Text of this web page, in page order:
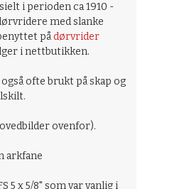
i perioden ca 1910 -
med slanke
pådørvrider
i nettbutikken.
ofte brukt på skap og
ovenfor).
arkfane
5 x 5/8" som var vanlig i